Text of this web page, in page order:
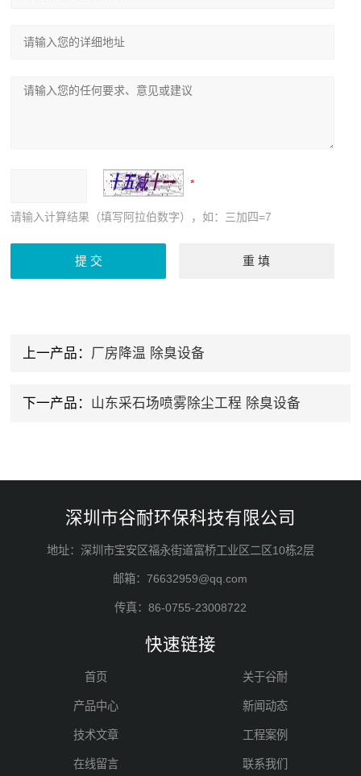
请输入计算结果（填写阿拉伯数字），如：三加四=7
上一产品： 厂房降温 除臭设备
下一产品： 山东采石场喷雾除尘工程 除臭设备
深圳市谷耐环保科技有限公司
地址：深圳市宝安区福永街道富桥工业区二区10栋2层
邮箱：76632959@qq.com
传真：86-0755-23008722
快速链接
首页 关于谷耐
产品中心 新闻动态
技术文章 工程案例
在线留言 联系我们